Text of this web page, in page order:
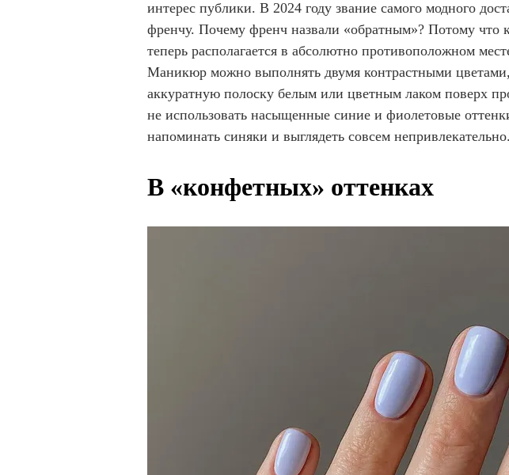
интерес публики. В 2024 году звание самого модного
френчу. Почему френч назвали «обратным»? Потому что
теперь располагается в абсолютно противоположном
Маникюр можно выполнять двумя контрастными
аккуратную полоску белым или цветным лаком поверх
не использовать насыщенные синие и фиолетовые
напоминать синяки и выглядеть совсем непривлекательно.
В «конфетных» оттенках